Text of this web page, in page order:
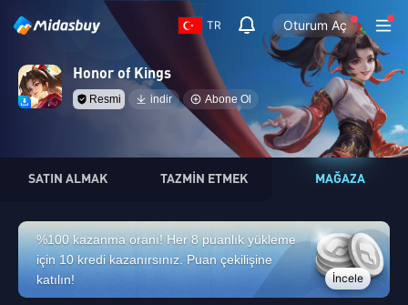
TR Oturum Aç
Honor of Kings
Resmi indir Abone Ol
SATIN ALMAK TAZMİN ETMEK MAĞAZA
%100 kazanma oranı! Her 8 puanlık yükleme
için 10 kredi kazanırsınız. Puan çekilişine
katılın!
İncele